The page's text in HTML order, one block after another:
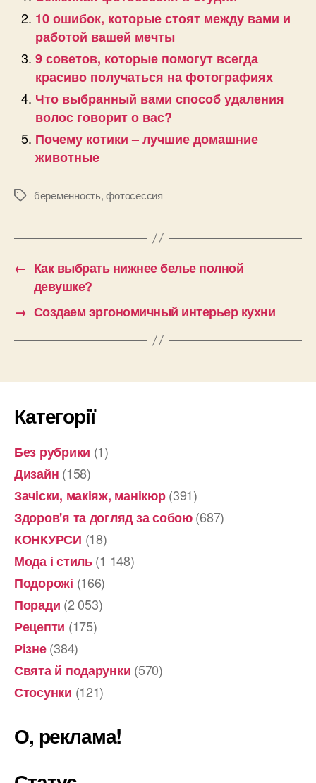
10 ошибок, которые стоят между вами и
работой вашей мечты
9 советов, которые помогут всегда
красиво получаться на фотографиях
Что выбранный вами способ удаления
волос говорит о вас?
Почему котики – лучшие домашние
животные
Позначкибеременность,фотосессия
← Как выбрать нижнее белье полной
девушке?
→ Создаем эргономичный интерьер кухни
Категорії
Без рубрики (1)
Дизайн (158)
Зачіски, макіяж, манікюр(391)
Здоров'я та догляд за собою(687)
КОНКУРСИ (18)
Мода і стиль(1 148)
Подорожі (166)
Поради (2 053)
Рецепти (175)
Різне(384)
Свята й подарунки (570)
Стосунки (121)
О, реклама!